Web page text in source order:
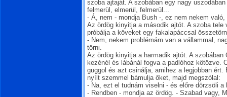
szoba ajtaját. A szobában egy nagy
felmerül, elmerül, felmerül...
- Á, nem - mondja Bush -, ez nem nekem
Az ördög kinyitja a második ajtót. A szoba tele
próbálja a köveket egy fakalapáccsal
- Nem, nekem problémám van a vállammal,
törni.
Az ördög kinyitja a harmadik ajtót. A szobában
kezénél és lábánál fogva a padlóhoz kötözve.
guggol és azt csinálja, amihez a legjobban ért.
nyílt szemmel bámulja őket, majd megszólal:
- Na, ezt el tudnám viselni - és előre dörzsöli a
- Rendben - mondja az ördög. - Szabad vagy,